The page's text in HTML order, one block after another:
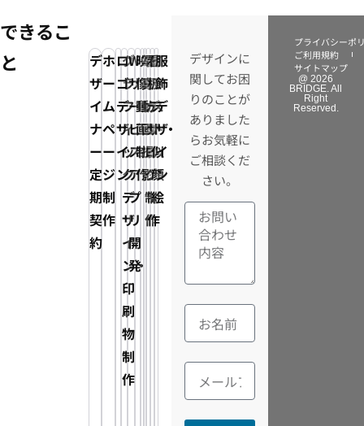
できるこ
と
デ
ザ
イ
ナ
ー
定
期
契
約
グ
ラ
フ
ィ
ッ
ク
デ
ザ
イ
ン・
印
刷
物
制
作
ロ
ゴ
デ
ザ
イ
ン
ホ
ー
ム
ペ
ー
ジ
制
作
Web
サ
ー
ビ
ス・
ア
プ
リ
開
発
映
像・
動
画
制
作
写
真・
動
画
撮
影
電
子
カ
タ
ロ
グ
制
作
看
板
デ
ザ
イ
ン
制
作
イ
ラ
ス
ト・
似
顔
絵
服
飾
デ
ザ
イ
ン
デザインに
関してお困
りのことが
ありました
らお気軽に
ご相談くだ
さい。
@ 2026
BRIDGE. All
Right
Reserved.
プライバシーポ
ご利用規約
サイトマップ